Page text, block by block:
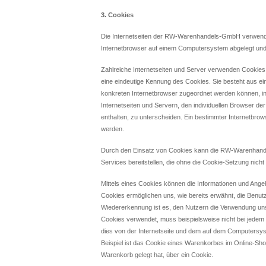
3. Cookies
Die Internetseiten der RW-Warenhandels-GmbH
Internetbrowser auf einem Computersystem abgelegt
Zahlreiche Internetseiten und Server verwenden
eine eindeutige Kennung des Cookies. Sie besteht aus
konkreten Internetbrowser zugeordnet werden können,
Internetseiten und Servern, den individuellen Browser
enthalten, zu unterscheiden. Ein bestimmter
werden.
Durch den Einsatz von Cookies kann die RW-
Services bereitstellen, die ohne die Cookie-Setzung
Mittels eines Cookies können die Informationen und
Cookies ermöglichen uns, wie bereits erwähnt, die
Wiedererkennung ist es, den Nutzern die Verwendung
Cookies verwendet, muss beispielsweise nicht bei
dies von der Internetseite und dem auf dem
Beispiel ist das Cookie eines Warenkorbes im Online-
Warenkorb gelegt hat, über ein Cookie.